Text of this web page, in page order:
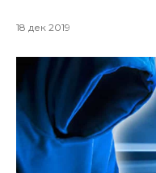
18 дек 2019